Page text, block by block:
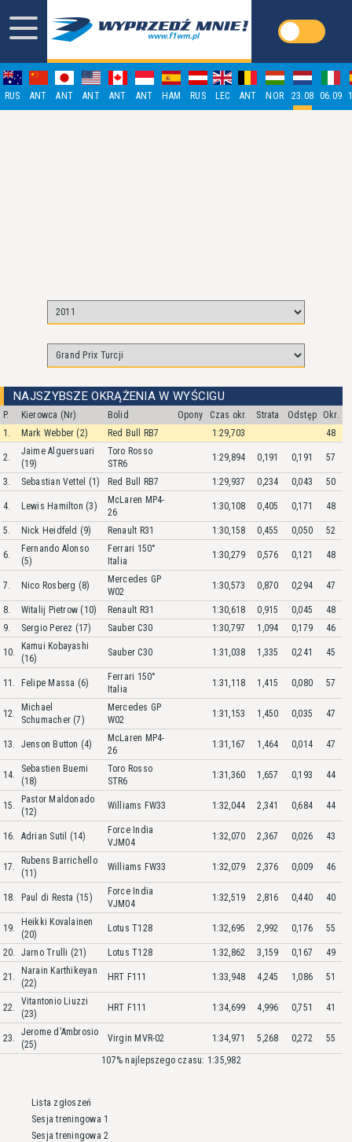
RUS ANT ANT ANT ANT ANT HAM RUS LEC ANT NOR 23.08 06.09
NAJSZYBSZE OKRĄŻENIA W WYŚCIGU
P. Kierowca (Nr) Bolid Opony Czas okr. Strata Odstęp
Okr.
1.
Mark Webber (2) Red Bull RB7 1:29,703 48
2.
Jaime Alguersuari
(19)
Toro Rosso
STR6
1:29,894 0,191 0,191 57
3. Sebastian Vettel (1) Red Bull RB7 1:29,937 0,234 0,043 50
4. Lewis Hamilton (3)
McLaren MP4-
26
1:30,108 0,405 0,171 48
5. Nick Heidfeld (9) Renault R31 1:30,158 0,455 0,050 52
6.
Fernando Alonso
(5)
Ferrari 150°
Italia
1:30,279 0,576 0,121 48
7. Nico Rosberg (8)
Mercedes GP
W02
1:30,573 0,870 0,294 47
8. Witalij Pietrow (10) Renault R31 1:30,618 0,915 0,045
48
9.
Sergio Perez (17) Sauber C30 1:30,797 1,094 0,179 46
10.
Kamui Kobayashi
(16)
Sauber C30 1:31,038 1,335 0,241 45
11. Felipe Massa (6)
Ferrari 150°
Italia
1:31,118 1,415 0,080 57
12.
Michael
Schumacher (7)
Mercedes GP
W02
1:31,153 1,450 0,035 47
13. Jenson Button (4)
McLaren MP4-
26
1:31,167 1,464 0,014 47
14.
Sebastien Buemi
(18)
Toro Rosso
STR6
1:31,360 1,657 0,193 44
15.
Pastor Maldonado
(12)
Williams FW33 1:32,044 2,341 0,684 44
16. Adrian Sutil (14)
Force India
VJM04
1:32,070 2,367 0,026 43
17.
Rubens Barrichello
(11)
Williams FW33 1:32,079 2,376 0,009 46
18. Paul di Resta (15)
Force India
VJM04
1:32,519 2,816 0,440 40
19.
Heikki Kovalainen
(20)
Lotus T128 1:32,695 2,992 0,176 55
20. Jarno Trulli (21) Lotus T128 1:32,862 3,159 0,167 49
21.
Narain Karthikeyan
(22)
HRT F111 1:33,948 4,245 1,086 51
22.
Vitantonio Liuzzi
(23)
HRT F111 1:34,699 4,996 0,751 41
23.
Jerome d'Ambrosio
(25)
Virgin MVR-02 1:34,971 5,268 0,272
55
107% najlepszego czasu: 1:35,982
Lista zgłoszeń
Sesja treningowa 1
Sesja treningowa 2